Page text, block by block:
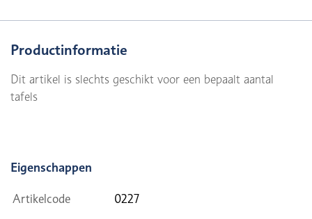
Productinformatie
Dit artikel is slechts geschikt voor een bepaalt aantal
tafels
Eigenschappen
Artikelcode 0227